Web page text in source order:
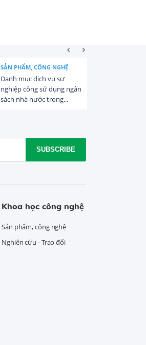
SẢN PHẨM, CÔNG NGHỆ
Danh mục dịch vụ sự
nghiệp công sử dụng ngân
sách nhà nước trong...
SUBSCRIBE
Khoa học công nghệ
Sản phẩm, công nghệ
Nghiên cứu - Trao đổi